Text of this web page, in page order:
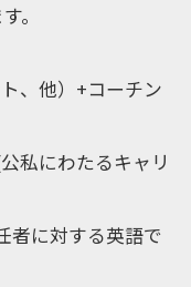
。
、他）+コーチン
私にわたるキャリ
者に対する英語で